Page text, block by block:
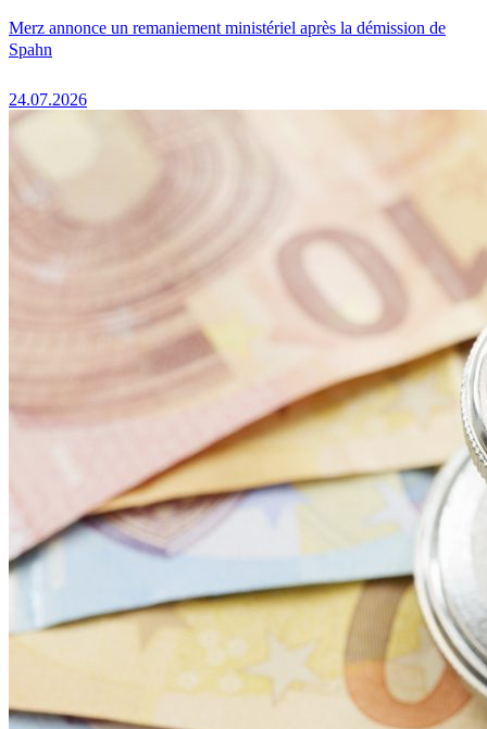
Merz annonce un remaniement ministériel après la démission de
Spahn
24.07.2026